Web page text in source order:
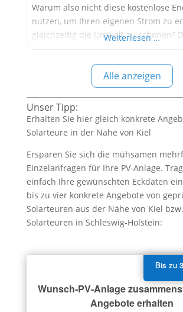
Warum also nicht diese kostenlose
nutzen, um Ihren eigenen Strom zu
gleichzeitig die Umwelt zu schonen?
kompetenter Partner für
bietet maßgeschneiderte Lösungen
Haushalte, Unternehmen und
Einrichtungen. Mit jahrelanger
Weiterlesen …
Alle anzeigen
Unser Tipp:
Erhalten Sie hier gleich konkrete
Solarteure in der Nähe von Kiel
Ersparen Sie sich die mühsamen
Einzelanfragen für Ihre PV-Anlage.
einfach Ihre gewünschten Eckdaten
bis zu vier konkrete Angebote von
Solarteuren aus der Nähe von Kiel
Solarteuren in Schleswig-Holstein:
Wunsch-PV-Anlage
Angebote erhalten